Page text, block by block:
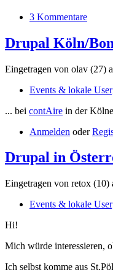
3 Kommentare
Drupal Köln/
Eingetragen von olav (27)
Events & lokale
... bei contAire in der
Anmelden oder
Drupal in
Eingetragen von retox
Events & lokale
Hi!
Mich würde interessieren,
Ich selbst komme aus